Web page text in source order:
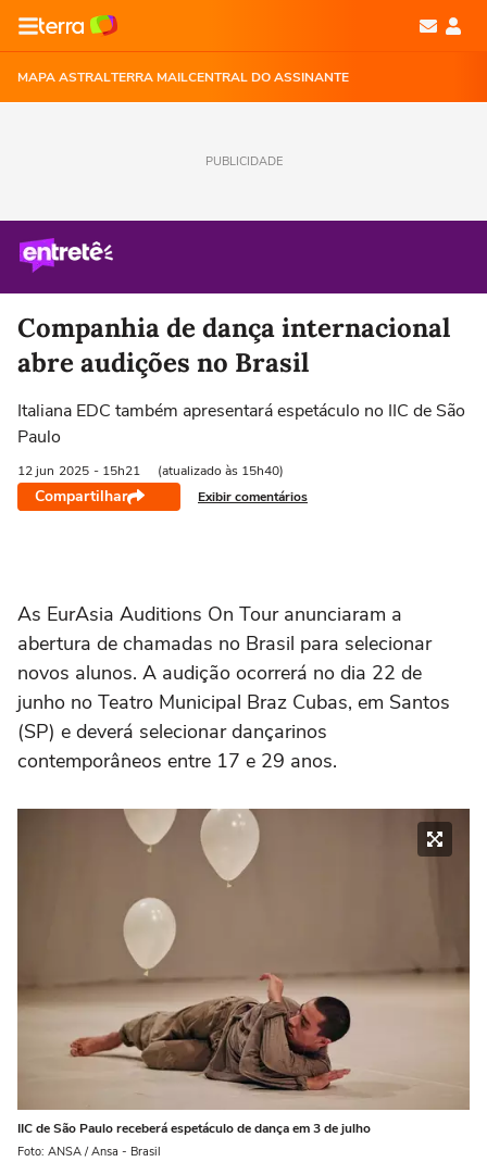
MAPA ASTRALTERRA MAILCENTRAL DO ASSINANTE
PUBLICIDADE
Companhia de dança internacional
abre audições no Brasil
Italiana EDC também apresentará espetáculo no IIC de São
Paulo
12 jun 2025 - 15h21 (atualizado às 15h40)
Compartilhar Exibir comentários
As EurAsia Auditions On Tour anunciaram a
abertura de chamadas no Brasil para selecionar
novos alunos. A audição ocorrerá no dia 22 de
junho no Teatro Municipal Braz Cubas, em Santos
(SP) e deverá selecionar dançarinos
contemporâneos entre 17 e 29 anos.
IIC de São Paulo receberá espetáculo de dança em 3 de julho
Foto: ANSA / Ansa - Brasil